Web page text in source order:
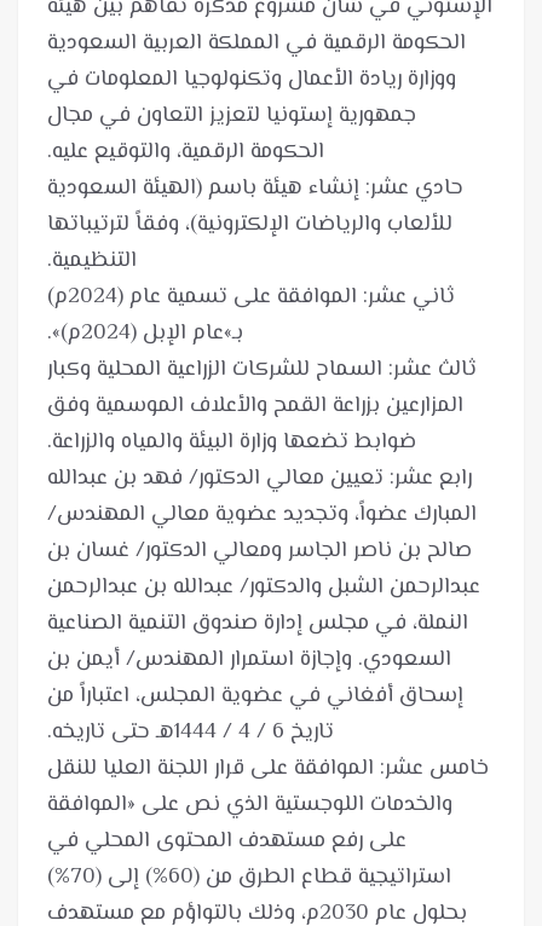
الإستوني في شأن مشروع مذكرة تفاهم بين هيئة
الحكومة الرقمية في المملكة العربية السعودية
ووزارة ريادة الأعمال وتكنولوجيا المعلومات في
جمهورية إستونيا لتعزيز التعاون في مجال
حادي عشر: إنشاء هيئة باسم (الهيئة السعودية
للألعاب والرياضات الإلكترونية)، وفقاً لترتيباتها
ثاني عشر: الموافقة على تسمية عام (2024م)
ثالث عشر: السماح للشركات الزراعية المحلية وكبار
المزارعين بزراعة القمح والأعلاف الموسمية وفق
رابع عشر: تعيين معالي الدكتور/ فهد بن عبدالله
المبارك عضواً، وتجديد عضوية معالي المهندس/
صالح بن ناصر الجاسر ومعالي الدكتور/ غسان بن
عبدالرحمن الشبل والدكتور/ عبدالله بن عبدالرحمن
النملة، في مجلس إدارة صندوق التنمية الصناعية
السعودي. وإجازة استمرار المهندس/ أيمن بن
إسحاق أفغاني في عضوية المجلس، اعتباراً من
خامس عشر: الموافقة على قرار اللجنة العليا للنقل
والخدمات اللوجستية الذي نص على «الموافقة
على رفع مستهدف المحتوى المحلي في
استراتيجية قطاع الطرق من (60%) إلى (70%)
بحلول عام 2030م، وذلك بالتواؤم مع مستهدف